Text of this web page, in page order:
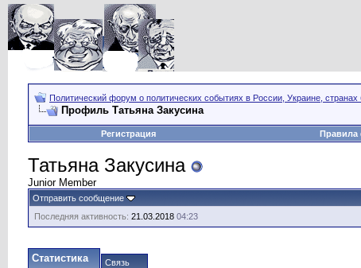
Политический форум о политических событиях в России, Украине,
Профиль Татьяна Закусина
Регистрация Правила
Татьяна Закусина
Junior Member
Отправить сообщение
Последняя активность: 21.03.2018 04:23
Статистика Связь